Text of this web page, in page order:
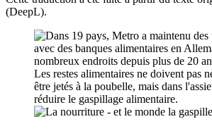
(DeepL).
Les restes alimentaires ne doivent pas
être jetés à la poubelle, mais dans
réduire le gaspillage alimentaire.